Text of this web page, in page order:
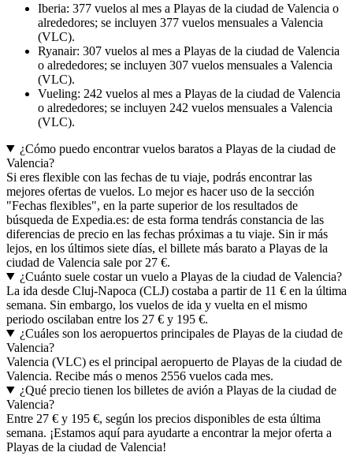
Iberia: 377 vuelos al mes a Playas de la ciudad de Valencia o
alrededores; se incluyen 377 vuelos mensuales a Valencia
(VLC).
Ryanair: 307 vuelos al mes a Playas de la ciudad de Valencia
o alrededores; se incluyen 307 vuelos mensuales a Valencia
(VLC).
Vueling: 242 vuelos al mes a Playas de la ciudad de Valencia
o alrededores; se incluyen 242 vuelos mensuales a Valencia
(VLC).
¿Cómo puedo encontrar vuelos baratos a Playas de la ciudad de
Valencia?
Si eres flexible con las fechas de tu viaje, podrás encontrar las
mejores ofertas de vuelos. Lo mejor es hacer uso de la sección
"Fechas flexibles", en la parte superior de los resultados de
búsqueda de Expedia.es: de esta forma tendrás constancia de las
diferencias de precio en las fechas próximas a tu viaje. Sin ir más
lejos, en los últimos siete días, el billete más barato a Playas de la
ciudad de Valencia sale por 27 €.
¿Cuánto suele costar un vuelo a Playas de la ciudad de Valencia?
La ida desde Cluj-Napoca (CLJ) costaba a partir de 11 € en la última
semana. Sin embargo, los vuelos de ida y vuelta en el mismo
periodo oscilaban entre los 27 € y 195 €.
¿Cuáles son los aeropuertos principales de Playas de la ciudad de
Valencia?
Valencia (VLC) es el principal aeropuerto de Playas de la ciudad de
Valencia. Recibe más o menos 2556 vuelos cada mes.
¿Qué precio tienen los billetes de avión a Playas de la ciudad de
Valencia?
Entre 27 € y 195 €, según los precios disponibles de esta última
semana. ¡Estamos aquí para ayudarte a encontrar la mejor oferta a
Playas de la ciudad de Valencia!